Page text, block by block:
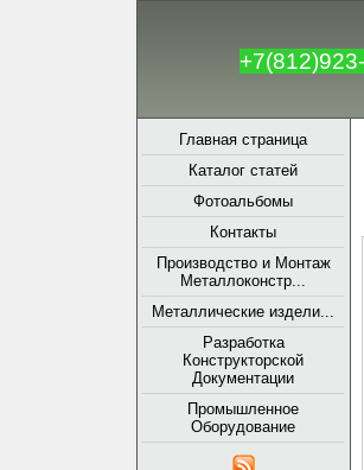
Главная страница
Каталог статей
Фотоальбомы
Контакты
Производство и Монтаж
Металлоконстр...
Металлические издели...
Разработка
Конструкторской
Документации
Промышленное
Оборудование